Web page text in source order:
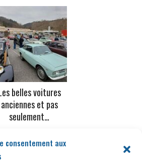
consentement aux
belles voitures
anciennes et pas
seulement…